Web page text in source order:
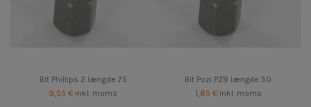
Bit Phillips 2 længde 75
9,55 € inkl. moms
Bit Pozi PZ9 længde 50
1,85 € inkl. moms